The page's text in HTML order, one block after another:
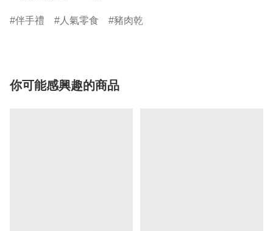
伴手禮 人氣零食 豬肉乾
你可能感興趣的商品